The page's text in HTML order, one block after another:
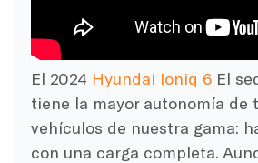
El 2024 Hyundai Ioniq 6El
tiene la mayor autonomía de
vehículos de nuestra gama:
con una carga completa.